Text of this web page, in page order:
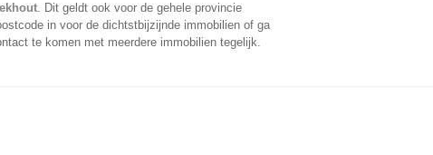
. Dit geldt ook voor de gehele provincie
in voor de dichtstbijzijnde immobilien of ga
te komen met meerdere immobilien tegelijk.